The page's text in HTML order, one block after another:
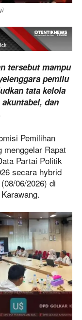
tersebut mampu
pemilu
tata kelola
dan
Pemilihan
menggelar Rapat
Partai Politik
secara hybrid
06/2026) di